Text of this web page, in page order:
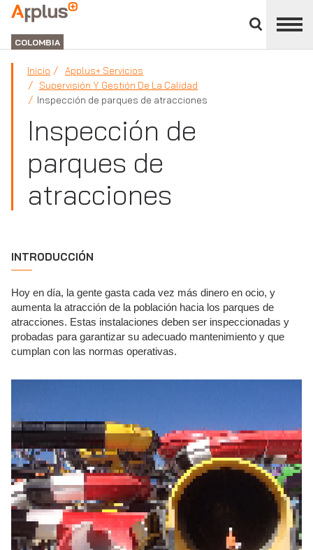
panel
APPLUS+
GROUP
COLOMBIA
Inicio
Applus+ Servicios
Supervisión Y Gestión De La Calidad
Inspección de parques de atracciones
Inspección de
parques de
atracciones
INTRODUCCIÓN
Hoy en día, la gente gasta cada vez más dinero en ocio, y
aumenta la atracción de la población hacia los parques de
atracciones. Estas instalaciones deben ser inspeccionadas y
probadas para garantizar su adecuado mantenimiento y que
cumplan con las normas operativas.